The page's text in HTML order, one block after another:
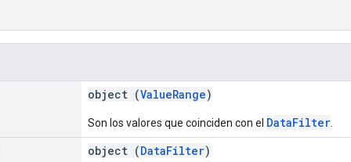
object (ValueRange)
Son los valores que coinciden con el DataFilter
object (DataFilter)